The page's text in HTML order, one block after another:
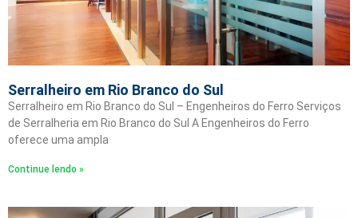
Serralheiro em Rio Branco do Sul
Serralheiro em Rio Branco do Sul – Engenheiros do Ferro Serviços
de Serralheria em Rio Branco do Sul A Engenheiros do Ferro
oferece uma ampla
Continue lendo »